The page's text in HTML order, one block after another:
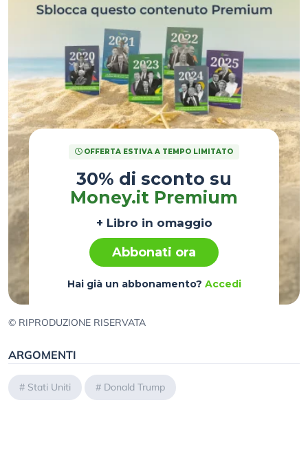
OFFERTA ESTIVA A TEMPO LIMITATO
30% di sconto su
Money.it Premium
+ Libro in omaggio
Abbonati ora
Hai già un abbonamento? Accedi
© RIPRODUZIONE RISERVATA
ARGOMENTI
# Stati Uniti # Donald Trump